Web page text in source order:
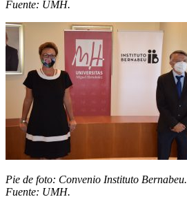
Fuente: UMH.
Pie de foto: Convenio Instituto Bernabeu.
Fuente: UMH.